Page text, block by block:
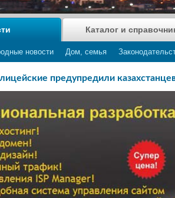
новости Дом, семья
Каталог и
предупредили